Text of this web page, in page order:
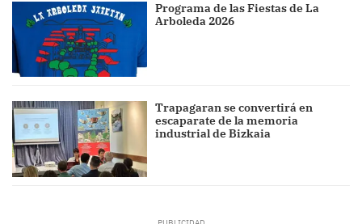
Programa de las Fiestas de La
Arboleda 2026
Trapagaran se convertirá en
escaparate de la memoria
industrial de Bizkaia